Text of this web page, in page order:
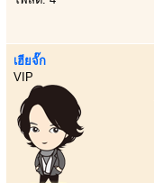
เฮียจั๊ก
VIP